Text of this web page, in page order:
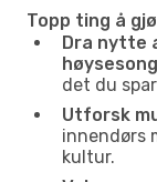
Topp ting å
Dra nytte
det du
Utforsk
innendørs
kultur.